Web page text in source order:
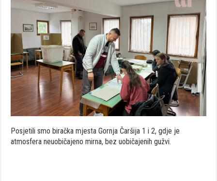
Posjetili smo biračka mjesta Gornja Čaršija 1 i 2, gdje je
atmosfera neuobičajeno mirna, bez uobičajenih gužvi.